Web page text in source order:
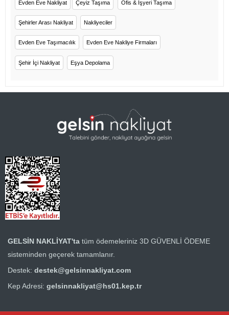
Evden Eve Nakliyat Çeyiz Taşıma Ofis & İşyeri Taşıma
Şehirler Arası Nakliyat Nakliyeciler
Evden Eve Taşımacılık Evden Eve Nakliye Firmaları
Şehir İçi Nakliyat Eşya Depolama
GELSİN NAKLİYAT'ta tüm ödemeleriniz 3D GÜVENLİ ÖDEME
sisteminden geçerek tamamlanır.
Destek: destek@gelsinnakliyat.com
Kep Adresi: gelsinnakliyat@hs01.kep.tr